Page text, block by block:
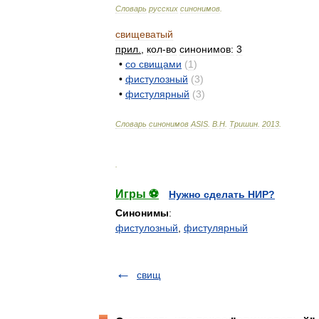
Словарь русских синонимов
свищеватый
прил
кол-во синонимов: 3
• со свищами (1)
• фистулозный (3)
• фистулярный (3)
Словарь синонимов ASIS В Н Тришин 2013
Игры ⚽
Нужно сделать НИР?
Синонимы:
фистулозный фистулярный
свищ